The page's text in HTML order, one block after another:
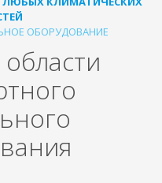
ОБОРУДОВАНИЕ